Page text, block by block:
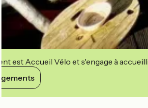
est Accueil Vélo et s'engage à